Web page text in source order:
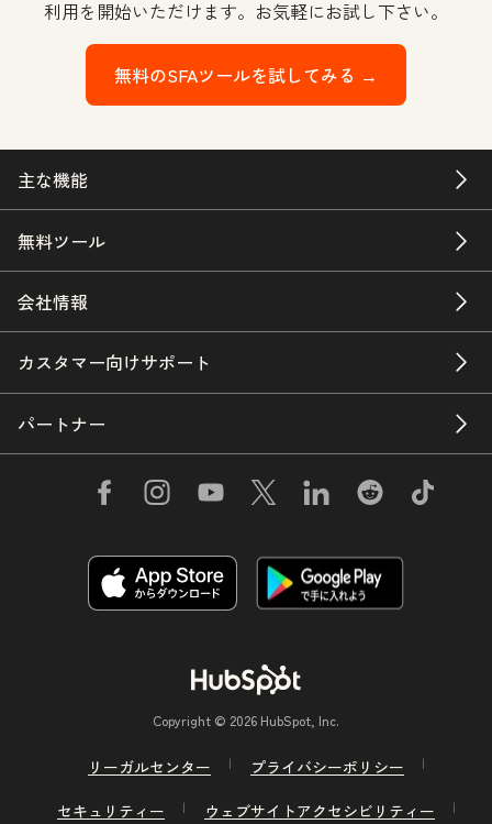
利用を開始いただけます。お気軽にお試し下さい。
無料のSFAツールを試してみる →
主な機能
無料ツール
会社情報
カスタマー向けサポート
パートナー
Copyright © 2026 HubSpot, Inc.
リーガルセンター
プライバシーポリシー
セキュリティー
ウェブサイトアクセシビリティー